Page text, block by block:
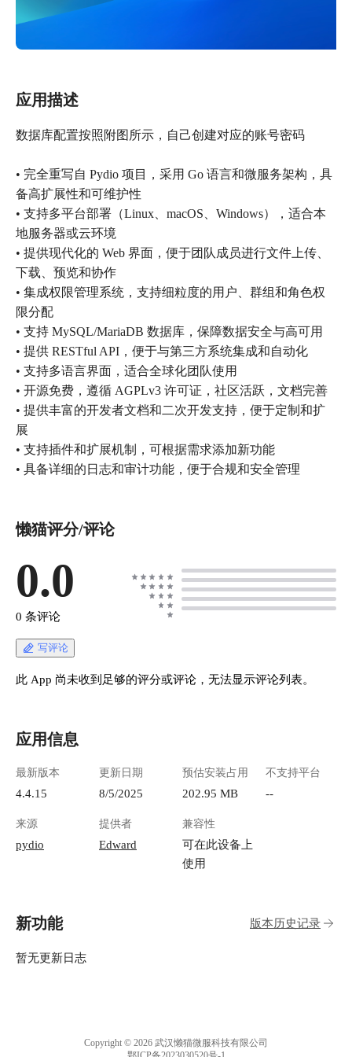
应用描述
数据库配置按照附图所示，自己创建对应的账号密码
• 完全重写自 Pydio 项目，采用 Go 语言和微服务架构，具
备高扩展性和可维护性
• 支持多平台部署（Linux、macOS、Windows），适合本
地服务器或云环境
• 提供现代化的 Web 界面，便于团队成员进行文件上传、
下载、预览和协作
• 集成权限管理系统，支持细粒度的用户、群组和角色权
限分配
• 支持 MySQL/MariaDB 数据库，保障数据安全与高可用
• 提供 RESTful API，便于与第三方系统集成和自动化
• 支持多语言界面，适合全球化团队使用
• 开源免费，遵循 AGPLv3 许可证，社区活跃，文档完善
• 提供丰富的开发者文档和二次开发支持，便于定制和扩
展
• 支持插件和扩展机制，可根据需求添加新功能
• 具备详细的日志和审计功能，便于合规和安全管理
懒猫评分/评论
0.0
0 条评论
写评论
此 App 尚未收到足够的评分或评论，无法显示评论列表。
应用信息
最新版本
4.4.15
更新日期
8/5/2025
预估安装占用
202.95 MB
不支持平台
--
来源
pydio
提供者
Edward
兼容性
可在此设备上
使用
新功能 版本历史记录
暂无更新日志
Copyright © 2026 武汉懒猫微服科技有限公司